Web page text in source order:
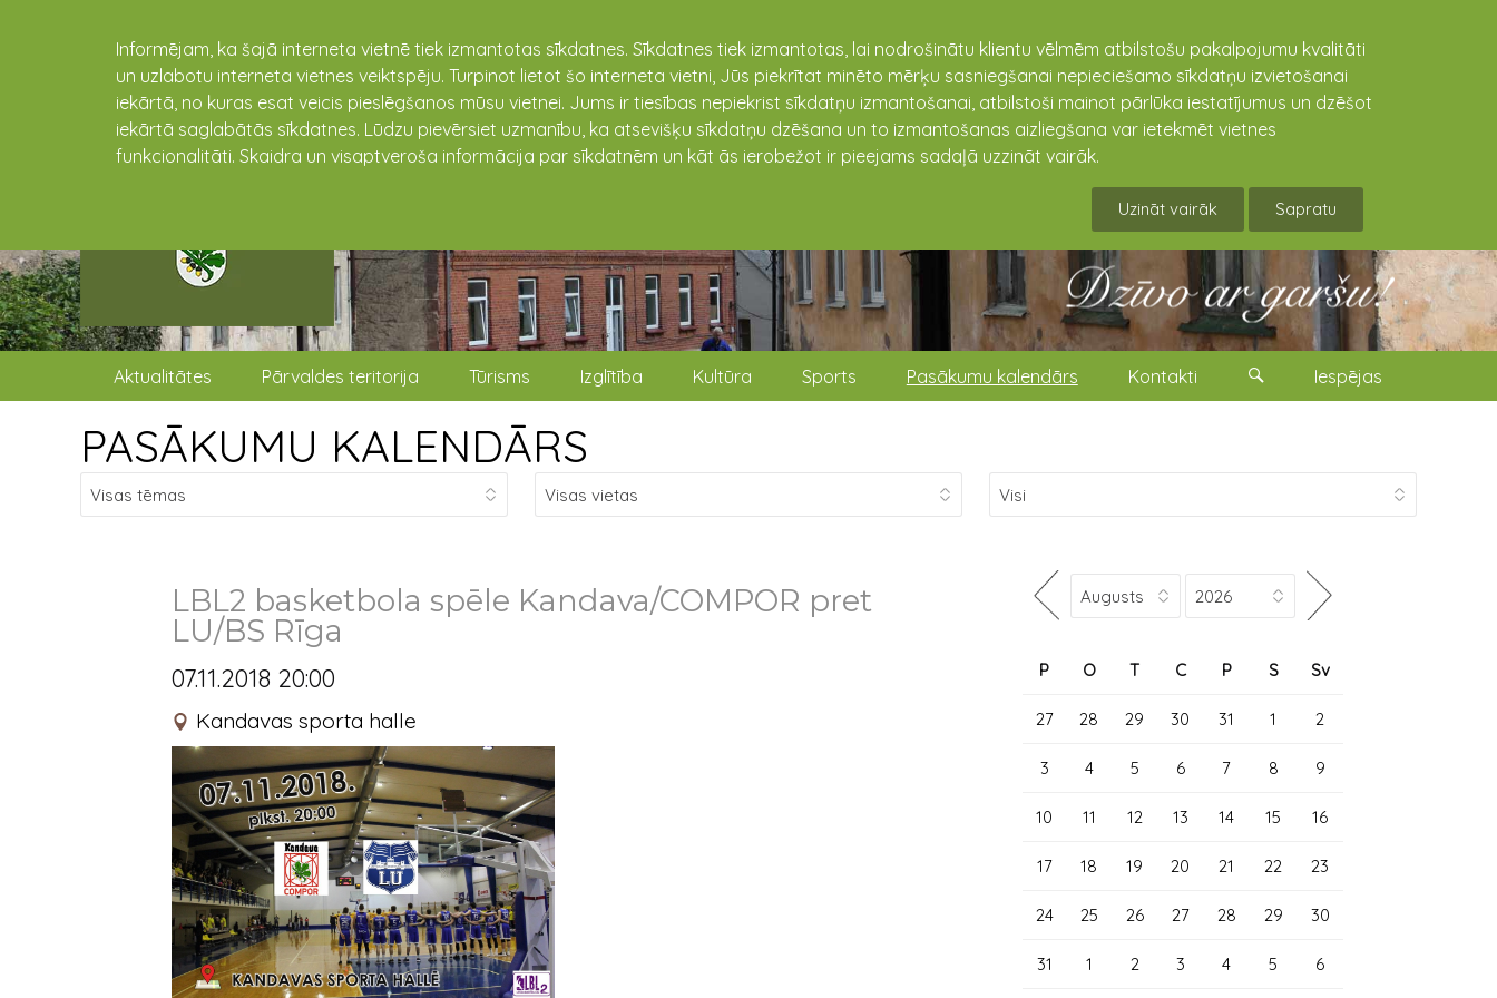
Informējam, ka šajā interneta vietnē tiek izmantotas sīkdatnes. Sīkdatnes tiek izmantotas, lai nodrošinātu klientu vēlmēm atbilstošu pakalpojumu kvalitāti
un uzlabotu interneta vietnes veiktspēju. Turpinot lietot šo interneta vietni, Jūs piekrītat minēto mērķu sasniegšanai nepieciešamo sīkdatņu izvietošanai
iekārtā, no kuras esat veicis pieslēgšanos mūsu vietnei. Jums ir tiesības nepiekrist sīkdatņu izmantošanai, atbilstoši mainot pārlūka iestatījumus un dzēšot
iekārtā saglabātās sīkdatnes. Lūdzu pievērsiet uzmanību, ka atsevišķu sīkdatņu dzēšana un to izmantošanas aizliegšana var ietekmēt vietnes
funkcionalitāti. Skaidra un visaptveroša informācija par sīkdatnēm un kāt ās ierobežot ir pieejams sadaļā uzzināt vairāk.
Uzināt vairāk Sapratu
Aktualitātes Pārvaldes teritorija Tūrisms Izglītība Kultūra Sports Pasākumu kalendārs Kontakti Iespējas
PASĀKUMU KALENDĀRS
LBL2 basketbola spēle Kandava/COMPOR pret
LU/BS Rīga
07.11.2018 20:00
Kandavas sporta halle
P O T C P S Sv
27 28 29 30 31 1 2
3 4 5 6 7 8 9
10 11 12 13 14 15 16
17 18 19 20 21 22 23
24 25 26 27 28 29 30
31 1 2 3 4 5 6